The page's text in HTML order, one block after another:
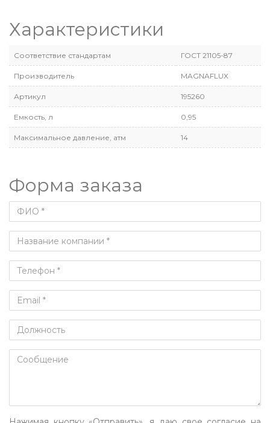
Характеристики
Соответствие стандартам ГОСТ 21105-87
Производитель MAGNAFLUX
Артикул 195260
Емкость, л 0,95
Максимальное давление, атм 14
Форма заказа